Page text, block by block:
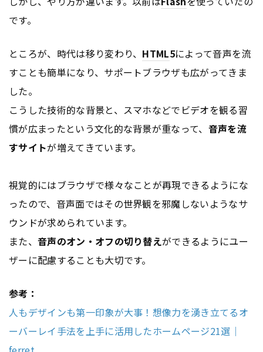
です。
ところが、時代は移り変わり、 HTML5によって音声を流
すことも簡単になり、サポートブラウザも広がってきま
した。
こうした技術的な背景と、スマホなどでビデオを観る習
慣が広まったという文化的な背景が重なって、 音声を流
すサイトが増えてきています。
視覚的にはブラウザで様々なことが再現できるようにな
ったので、音声面ではその世界観を邪魔しないようなサ
ウンドが求められています。
また、 音声のオン・オフの切り替えができるようにユー
ザーに配慮することも大切です。
参考：
人もデザインも第一印象が大事！想像力を湧き立てるオ
ーバーレイ手法を上手に活用したホームページ21選｜